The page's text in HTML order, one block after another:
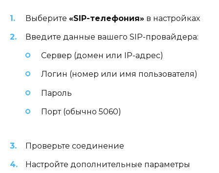
Выберите «SIP-телефония» в настройках
Введите данные вашего SIP-провайдера:
Сервер (домен или IP-адрес)
Логин (номер или имя пользователя)
Пароль
Порт (обычно 5060)
Проверьте соединение
Настройте дополнительные параметры